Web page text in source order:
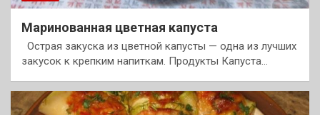
Маринованная цветная капуста
Острая закуска из цветной капусты — одна из лучших
закусок к крепким напиткам. Продукты Капуста…